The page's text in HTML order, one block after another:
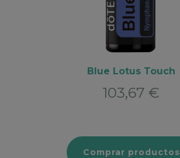
Blue Lotus Touch
103,67 €
Comprar productos